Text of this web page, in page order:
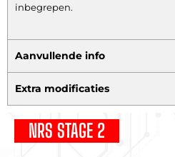
inbegrepen.
Aanvullende info
Extra modificaties
NRS STAGE 2